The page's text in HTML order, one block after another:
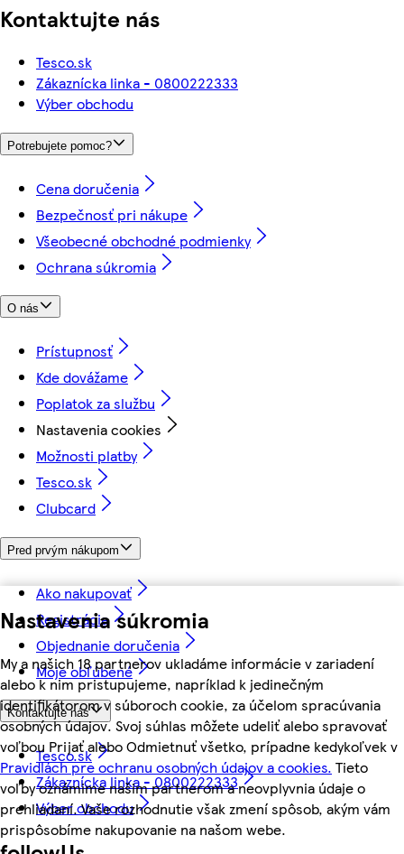
Nastavenia súkromia
My a našich 18 partnerov ukladáme informácie v zariadení
alebo k nim pristupujeme, napríklad k jedinečným
identifikátorom v súboroch cookie, za účelom spracúvania
osobných údajov. Svoj súhlas môžete udeliť alebo spravovať
voľbou Prijať alebo Odmietnuť všetko, prípadne kedykoľvek v
Pravidlách pre ochranu osobných údajov a cookies. Tieto
voľby oznámime našim partnerom a neovplyvnia údaje o
prehliadaní. Vaše rozhodnutie však zmení spôsob, akým vám
prispôsobíme nakupovanie na našom webe.
Kontaktujte nás
Tesco.sk
Zákaznícka linka - 0800222333
Výber obchodu
Potrebujete pomoc?
Cena doručenia
Bezpečnosť pri nákupe
Všeobecné obchodné podmienky
Ochrana súkromia
O nás
Prístupnosť
Kde dovážame
Poplatok za službu
Nastavenia cookies
Možnosti platby
Tesco.sk
Clubcard
Pred prvým nákupom
Ako nakupovať
Registrácia
Objednanie doručenia
Moje obľúbené
Kontaktujte nás
Tesco.sk
Zákaznícka linka - 0800222333
Výber obchodu